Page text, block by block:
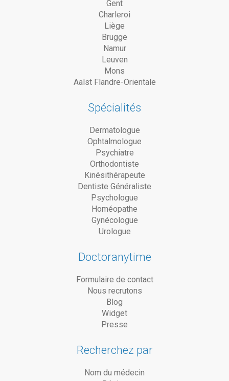
Gent
Charleroi
Liège
Brugge
Namur
Leuven
Mons
Aalst Flandre-Orientale
Spécialités
Dermatologue
Ophtalmologue
Psychiatre
Orthodontiste
Kinésithérapeute
Dentiste Généraliste
Psychologue
Homéopathe
Gynécologue
Urologue
Doctoranytime
Formulaire de contact
Nous recrutons
Blog
Widget
Presse
Recherchez par
Nom du médecin